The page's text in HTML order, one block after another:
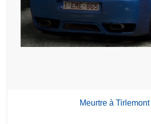
Meurtre à Tirlemont